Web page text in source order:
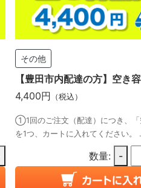
その他
【豊田市内配達の方】空き
4,400円 （税込）
①1回のご注文（配達）につき、「
を1つ、カートに入れてください。
数量: -